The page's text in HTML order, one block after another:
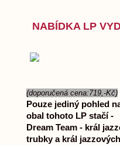
NABÍDKA LP
(doporučená cena:719,-Kč)
Pouze jediný pohled
obal tohoto LP stačí -
Dream Team - král
trubky a král jazzových